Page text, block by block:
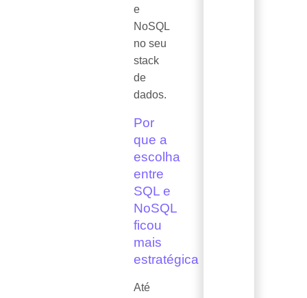
e
NoSQL
no seu
stack
de
dados.
Por
que a
escolha
entre
SQL e
NoSQL
ficou
mais
estratégica
Até